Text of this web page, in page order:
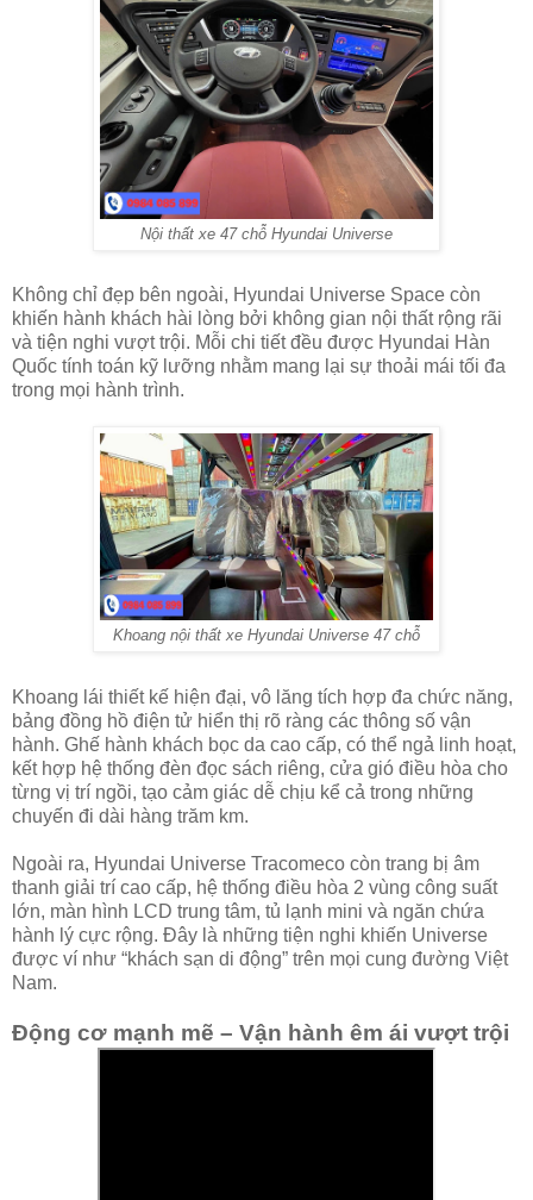
Nội thất xe 47 chỗ Hyundai Universe
Không chỉ đẹp bên ngoài, Hyundai Universe Space còn
khiến hành khách hài lòng bởi không gian nội thất rộng rãi
và tiện nghi vượt trội. Mỗi chi tiết đều được Hyundai Hàn
Quốc tính toán kỹ lưỡng nhằm mang lại sự thoải mái tối đa
trong mọi hành trình.
Khoang nội thất xe Hyundai Universe 47 chỗ
Khoang lái thiết kế hiện đại, vô lăng tích hợp đa chức năng,
bảng đồng hồ điện tử hiển thị rõ ràng các thông số vận
hành. Ghế hành khách bọc da cao cấp, có thể ngả linh hoạt,
kết hợp hệ thống đèn đọc sách riêng, cửa gió điều hòa cho
từng vị trí ngồi, tạo cảm giác dễ chịu kể cả trong những
chuyến đi dài hàng trăm km.
Ngoài ra, Hyundai Universe Tracomeco còn trang bị âm
thanh giải trí cao cấp, hệ thống điều hòa 2 vùng công suất
lớn, màn hình LCD trung tâm, tủ lạnh mini và ngăn chứa
hành lý cực rộng. Đây là những tiện nghi khiến Universe
được ví như “khách sạn di động” trên mọi cung đường Việt
Nam.
Động cơ mạnh mẽ – Vận hành êm ái vượt trội